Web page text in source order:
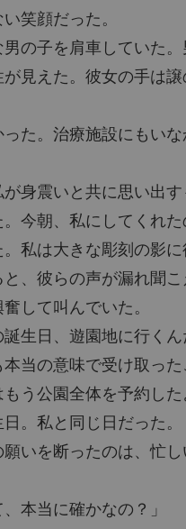
笑顔だった。
の子を肩車していた
見えた。彼女の手は譲
た。治療施設にもい
身震いと共に思い出
今朝、私にしてくれ
私は大きな彫刻の影に
、彼らの声が漏れ聞こ
して叫んでいた。
生日、遊園地に行くん
当の意味で受け取った
う公園全体を予約し
。私と同じ日だった。
いを断ったのは、忙
本当に確かなの？」